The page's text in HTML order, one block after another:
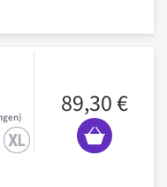
89,30 €